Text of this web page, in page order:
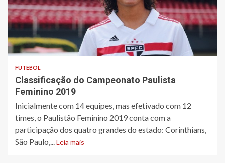
FUTEBOL
Classificação do Campeonato Paulista
Feminino 2019
​Inicialmente com 14 equipes, mas efetivado com 12
times, o Paulistão Feminino 2019 conta com a
participação dos quatro grandes do estado: Corinthians,
São Paulo,...Leia mais